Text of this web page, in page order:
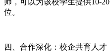
位。
四、合作深化：校企共育人才